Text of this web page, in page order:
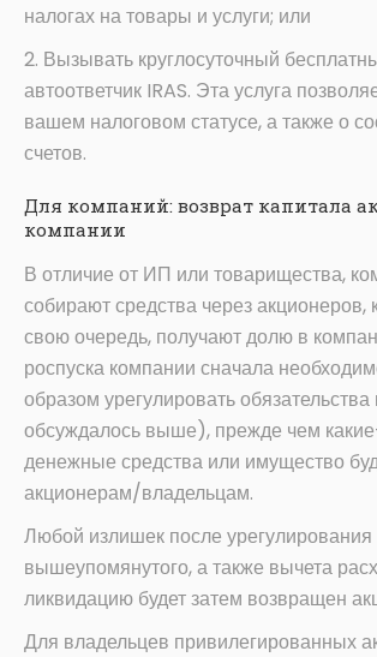
налогах на товары и услуги; или
2. Вызывать круглосуточный
автоответчик IRAS. Эта услуга
вашем налоговом статусе, а также о
счетов.
Для компаний: возврат капитала
компании
В отличие от ИП или товарищества,
собирают средства через акционеров,
свою очередь, получают долю в
роспуска компании сначала
образом урегулировать
обсуждалось выше), прежде чем
денежные средства или имущество
акционерам/владельцам.
Любой излишек после урегулирования
вышеупомянутого, а также вычета
ликвидацию будет затем возвращен
Для владельцев привилегированных